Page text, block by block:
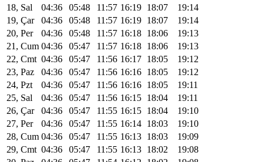
18, Sal
04:36 05:48 11:57 16:19 18:07
19:14
19, Çar
04:36 05:48 11:57 16:19 18:07
19:14
20, Per
04:36 05:48 11:57 16:18 18:06
19:13
21, Cum 04:36 05:47 11:57 16:18 18:06
19:13
22, Cmt 04:36 05:47 11:56 16:17 18:05
19:12
23, Paz
04:36 05:47 11:56 16:16 18:05
19:12
24, Pzt
04:36 05:47 11:56 16:16 18:05
19:11
25, Sal
04:36 05:47 11:56 16:15 18:04
19:11
26, Çar
04:36 05:47 11:55 16:15 18:04
19:10
27, Per
04:36 05:47 11:55 16:14 18:03
19:10
28, Cum 04:36 05:47 11:55 16:13 18:03
19:09
29, Cmt 04:36 05:47 11:55 16:13 18:02
19:08